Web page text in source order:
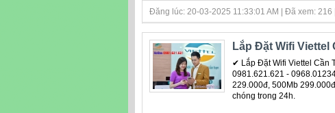
Đăng lúc: 20-03-2025 11:33:01 AM | Đã xem: 216
Lắp Đặt Wifi Viettel
✔ Lắp Đặt Wifi Viettel
0981.621.621 -
229.000đ, 500Mb
chóng trong 24h.